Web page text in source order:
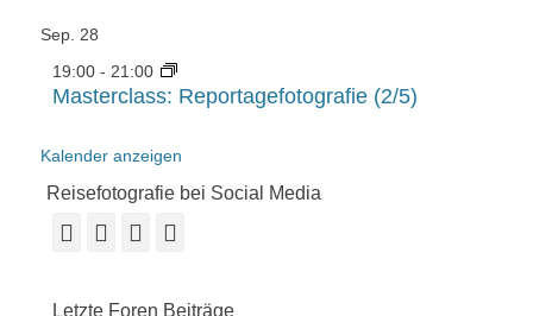
Sep. 28
19:00 - 21:00
Masterclass: Reportagefotografie (2/5)
Kalender anzeigen
Reisefotografie bei Social Media
Facebook
VimeoYouTube
Letzte Foren Beiträge